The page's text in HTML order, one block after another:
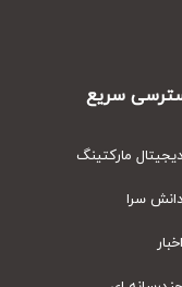
سریع
مارکتینگ
سرا